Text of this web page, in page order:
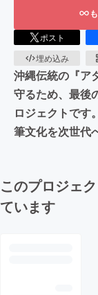
ポスト
埋め込み
沖縄伝統の『ア
守るため、最後
ロジェクトです
筆文化を次世代
このプロジェ
ています